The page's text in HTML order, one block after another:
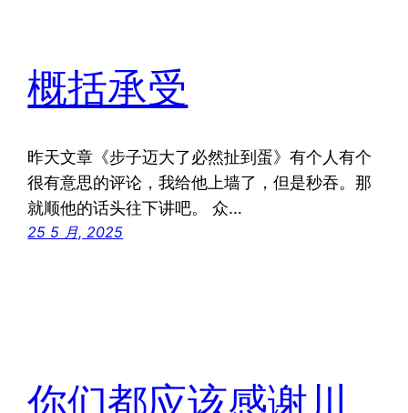
概括承受
昨天文章《步子迈大了必然扯到蛋》有个人有个
很有意思的评论，我给他上墙了，但是秒吞。那
就顺他的话头往下讲吧。 众…
25 5 月, 2025